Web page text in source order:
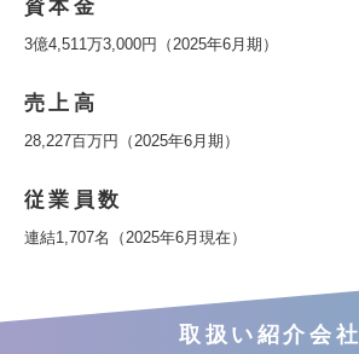
資本金
3億4,511万3,000円（2025年6月期）
売上高
28,227百万円（2025年6月期）
従業員数
連結1,707名（2025年6月現在）
取扱い紹介会社